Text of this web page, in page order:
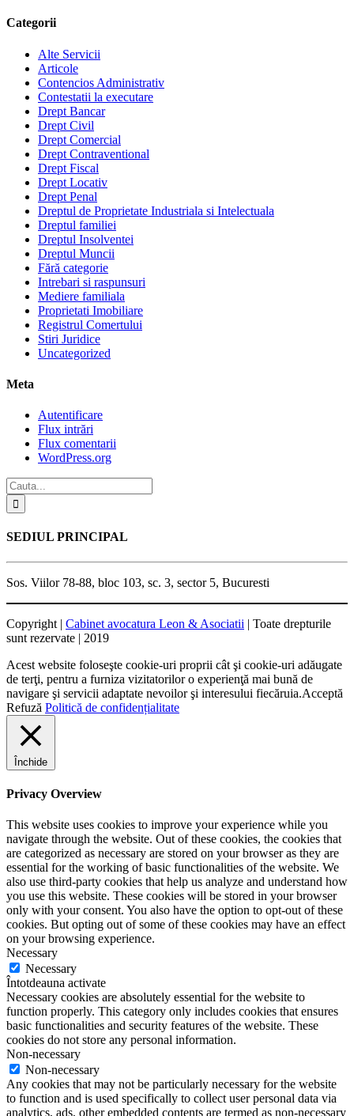
Categorii
Alte Servicii
Articole
Contencios Administrativ
Contestatii la executare
Drept Bancar
Drept Civil
Drept Comercial
Drept Contraventional
Drept Fiscal
Drept Locativ
Drept Penal
Dreptul de Proprietate Industriala si Intelectuala
Dreptul familiei
Dreptul Insolventei
Dreptul Muncii
Fără categorie
Intrebari si raspunsuri
Mediere familiala
Proprietati Imobiliare
Registrul Comertului
Stiri Juridice
Uncategorized
Meta
Autentificare
Flux intrări
Flux comentarii
WordPress.org
SEDIUL PRINCIPAL
Sos. Viilor 78-88, bloc 103, sc. 3, sector 5, Bucuresti
Copyright | Cabinet avocatura Leon & Asociatii | Toate drepturile
sunt rezervate | 2019
Acest website foloseşte cookie-uri proprii cât şi cookie-uri adăugate
de terţi, pentru a furniza vizitatorilor o experienţă mai bună de
navigare şi servicii adaptate nevoilor şi interesului fiecăruia.Acceptă
Refuză Politică de confidențialitate
Închide
Privacy Overview
This website uses cookies to improve your experience while you
navigate through the website. Out of these cookies, the cookies that
are categorized as necessary are stored on your browser as they are
essential for the working of basic functionalities of the website. We
also use third-party cookies that help us analyze and understand how
you use this website. These cookies will be stored in your browser
only with your consent. You also have the option to opt-out of these
cookies. But opting out of some of these cookies may have an effect
on your browsing experience.
Necessary
Necessary
Întotdeauna activate
Necessary cookies are absolutely essential for the website to
function properly. This category only includes cookies that ensures
basic functionalities and security features of the website. These
cookies do not store any personal information.
Non-necessary
Non-necessary
Any cookies that may not be particularly necessary for the website
to function and is used specifically to collect user personal data via
analytics, ads, other embedded contents are termed as non-necessary